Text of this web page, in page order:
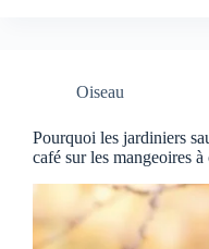
Oiseau
Pourquoi les jardiniers
café sur les mangeoires à